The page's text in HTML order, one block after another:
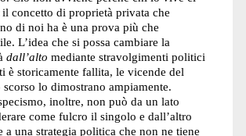
il concetto di proprietà privata che
di noi ha è una prova più che
L’idea che si possa cambiare la
dall’alto mediante stravolgimenti politici
è storicamente fallita, le vicende del
scorso lo dimostrano ampiamente.
inoltre, non può da un lato
come fulcro il singolo e dall’altro
a una strategia politica che non ne tiene